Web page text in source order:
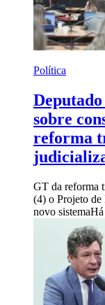
Política
sobre
reforma
GT da reforma
(4) o Projeto de
novo sistemaHá